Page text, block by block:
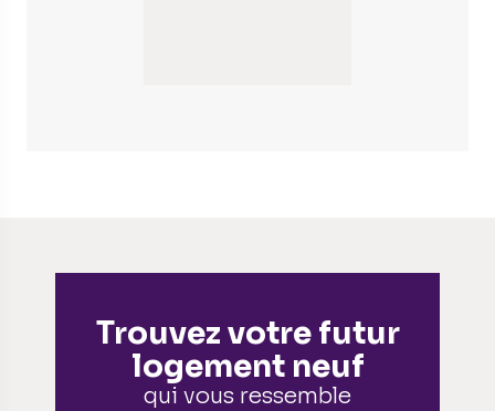
Trouvez votre futur
logement neuf
qui vous ressemble